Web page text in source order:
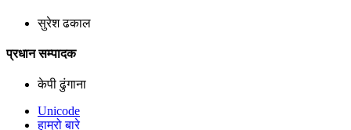
सुरेश ढकाल
प्रधान सम्पादक
केपी ढुंगाना
Unicode
हाम्रो बारे